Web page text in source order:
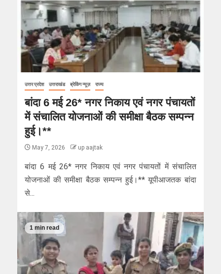
उत्तर प्रदेश उत्तराखंड ब्रेकिंग न्यूज़ राज्य
बांदा 6 मई 26* नगर निकाय एवं नगर पंचायतों
में संचालित योजनाओं की समीक्षा बैठक सम्पन्न
हुई।**
May 7, 2026 up aajtak
बांदा 6 मई 26* नगर निकाय एवं नगर पंचायतों में संचालित
योजनाओं की समीक्षा बैठक सम्पन्न हुई।** यूपीआजतक बांदा
से...
1 min read